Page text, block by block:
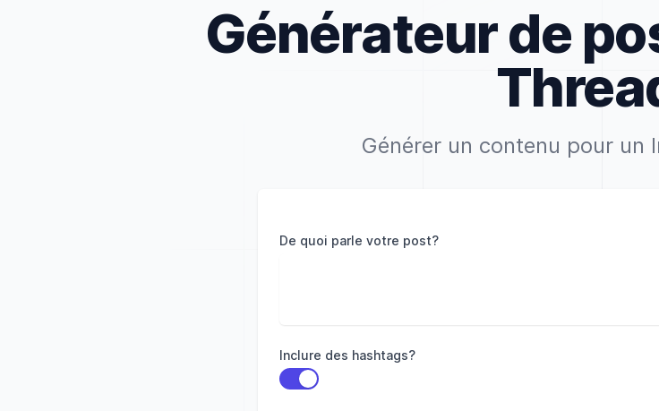
Générateur de
Générer un contenu pour un
De quoi parle votre post?
Inclure des hashtags?
Utiliser le paramètre